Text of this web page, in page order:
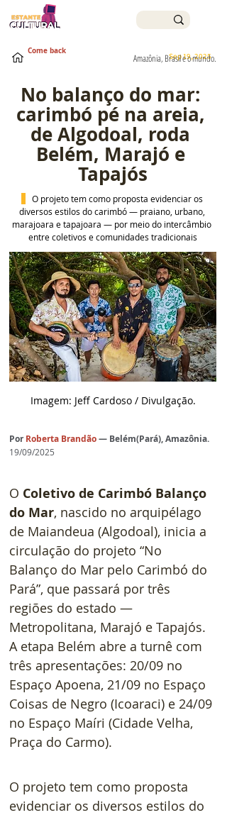
Sep 19, 2025
Amazônia, Brasil e o mundo.
Come back
No balanço do mar:
carimbó pé na areia,
de Algodoal, roda
Belém, Marajó e
Tapajós
O projeto tem como proposta evidenciar os
diversos estilos do carimbó — praiano, urbano,
marajoara e tapajoara — por meio do intercâmbio
entre coletivos e comunidades tradicionais
Imagem: Jeff Cardoso / Divulgação.
Por Roberta Brandão— Belém(Pará), Amazônia.
19/09/2025
O Coletivo de Carimbó Balanço
do Mar, nascido no arquipélago
de Maiandeua (Algodoal), inicia a
circulação do projeto “No
Balanço do Mar pelo Carimbó do
Pará”, que passará por três
regiões do estado —
Metropolitana, Marajó e Tapajós.
A etapa Belém abre a turnê com
três apresentações: 20/09 no
Espaço Apoena, 21/09 no Espaço
Coisas de Negro (Icoaraci) e 24/09
no Espaço Maíri (Cidade Velha,
Praça do Carmo).
O projeto tem como proposta
evidenciar os diversos estilos do